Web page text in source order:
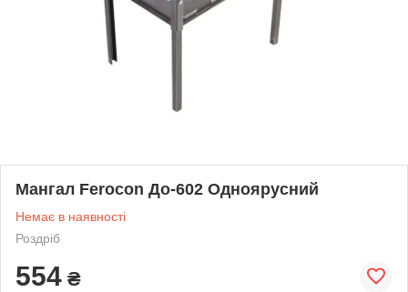
Мангал Ferocon До-602 Одноярусний
Немає в наявності
Роздріб
554 ₴